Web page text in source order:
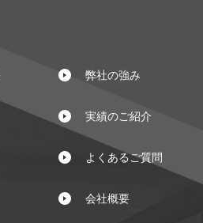
弊社の強み
実績のご紹介
よくあるご質問
会社概要